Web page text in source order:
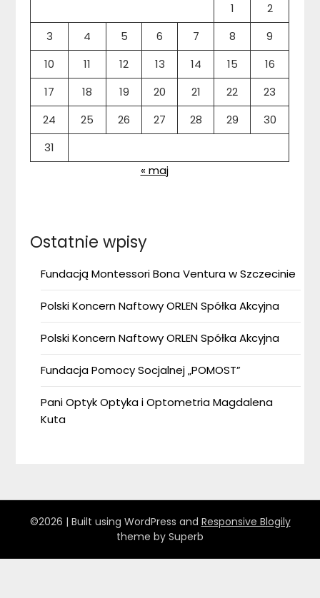
1
2
3
4 5 6 7 8
9
10
11 12 13 14 15
16
17
18 19 20 21 22
23
24
25 26 27 28 29
30
31
« maj
Ostatnie wpisy
Fundacją Montessori Bona Ventura w Szczecinie
Polski Koncern Naftowy ORLEN Spółka Akcyjna
Polski Koncern Naftowy ORLEN Spółka Akcyjna
Fundacja Pomocy Socjalnej „POMOST”
Pani Optyk Optyka i Optometria Magdalena
Kuta
©2026 | Built using WordPress and Responsive Blogily
theme by Superb